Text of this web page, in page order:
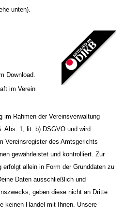
unten).
Download.
im Verein
im Rahmen der Vereinsverwaltung
Abs. 1, lit. b) DSGVO und wird
Vereinsregister des Amtsgerichts
gewährleistet und kontrolliert. Zur
erfolgt allein in Form der Grunddaten zu
Daten ausschließlich und
geben diese nicht an Dritte
keinen Handel mit Ihnen. Unsere